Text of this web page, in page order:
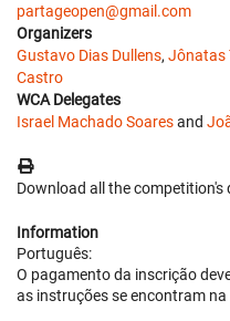
partageopen@gmail.com
Organizers
Gustavo Dias Dullens, Jônatas
Castro
WCA Delegates
Israel Machado Soaresand
Download all the competition's
Information
Português:
O pagamento da inscrição
as instruções se encontram